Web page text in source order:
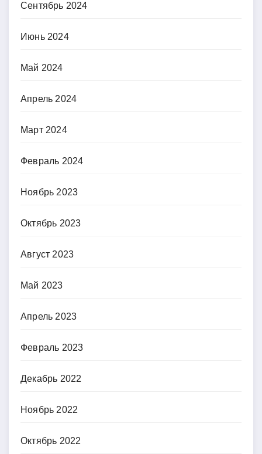
Сентябрь 2024
Июнь 2024
Май 2024
Апрель 2024
Март 2024
Февраль 2024
Ноябрь 2023
Октябрь 2023
Август 2023
Май 2023
Апрель 2023
Февраль 2023
Декабрь 2022
Ноябрь 2022
Октябрь 2022